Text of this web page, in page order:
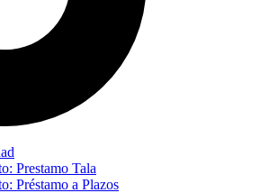
Prestamo Tala
Préstamo a Plazos